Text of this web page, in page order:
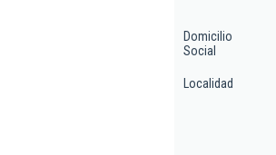
Domicilio
Social
Localidad